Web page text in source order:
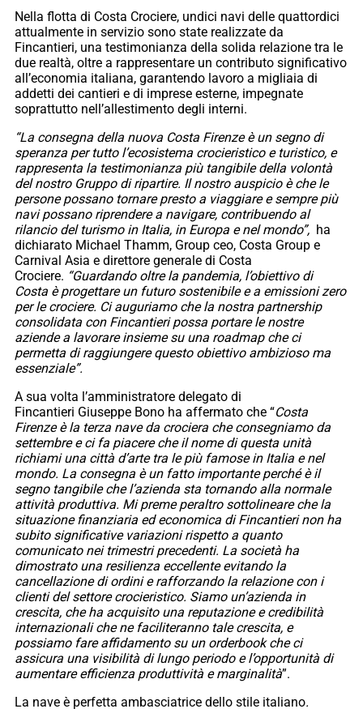
Nella flotta di Costa Crociere, undici navi delle quattordici
attualmente in servizio sono state realizzate da
Fincantieri, una testimonianza della solida relazione tra le
due realtà, oltre a rappresentare un contributo significativo
all’economia italiana, garantendo lavoro a migliaia di
addetti dei cantieri e di imprese esterne, impegnate
soprattutto nell’allestimento degli interni.
“La consegna della nuova Costa Firenze è un segno di
speranza per tutto l’ecosistema crocieristico e turistico, e
rappresenta la testimonianza più tangibile della volontà
del nostro Gruppo di ripartire. Il nostro auspicio è che le
persone possano tornare presto a viaggiare e sempre più
navi possano riprendere a navigare, contribuendo al
rilancio del turismo in Italia, in Europa e nel mondo”, ha
dichiarato Michael Thamm, Group ceo, Costa Group e
Carnival Asia e direttore generale di Costa
Crociere. “Guardando oltre la pandemia, l’obiettivo di
Costa è progettare un futuro sostenibile e a emissioni zero
per le crociere. Ci auguriamo che la nostra partnership
consolidata con Fincantieri possa portare le nostre
aziende a lavorare insieme su una roadmap che ci
permetta di raggiungere questo obiettivo ambizioso ma
essenziale”.
A sua volta l’amministratore delegato di
Fincantieri Giuseppe Bono ha affermato che “Costa
Firenze è la terza nave da crociera che consegniamo da
settembre e ci fa piacere che il nome di questa unità
richiami una città d’arte tra le più famose in Italia e nel
mondo. La consegna è un fatto importante perché è il
segno tangibile che l’azienda sta tornando alla normale
attività produttiva. Mi preme peraltro sottolineare che la
situazione finanziaria ed economica di Fincantieri non ha
subito significative variazioni rispetto a quanto
comunicato nei trimestri precedenti. La società ha
dimostrato una resilienza eccellente evitando la
cancellazione di ordini e rafforzando la relazione con i
clienti del settore crocieristico. Siamo un’azienda in
crescita, che ha acquisito una reputazione e credibilità
internazionali che ne faciliteranno tale crescita, e
possiamo fare affidamento su un orderbook che ci
assicura una visibilità di lungo periodo e l’opportunità di
aumentare efficienza produttività e marginalità”.
La nave è perfetta ambasciatrice dello stile italiano.